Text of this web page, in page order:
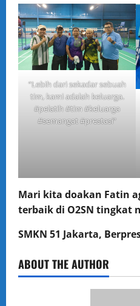
“Lebih dari sekadar sebuah
tim, kami adalah keluarga.
#pelatih #tim #keluarga
#semangat #prestasi”
Mari kita doakan Fatin
terbaik di O2SN tingkat
SMKN 51 Jakarta,
ABOUT THE AUTHOR